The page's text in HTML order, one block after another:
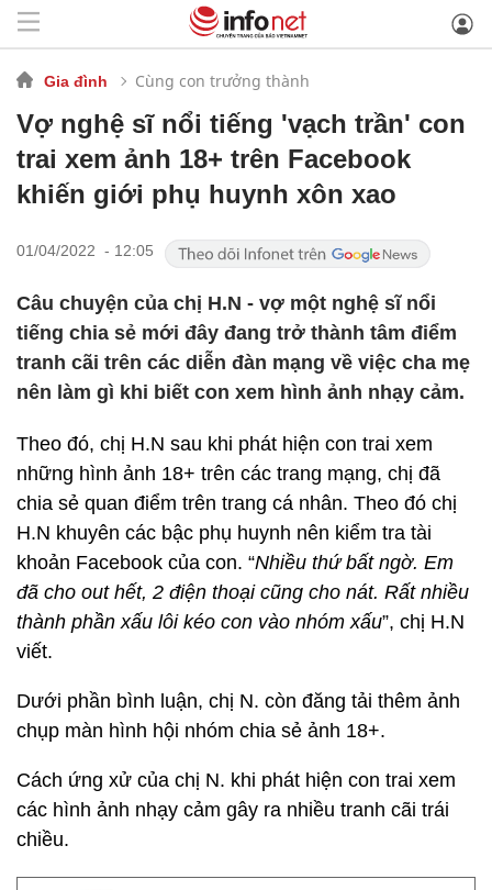
Gia đình Cùng con trưởng thành
Vợ nghệ sĩ nổi tiếng 'vạch trần' con
trai xem ảnh 18+ trên Facebook
khiến giới phụ huynh xôn xao
01/04/2022 - 12:05
Câu chuyện của chị H.N - vợ một nghệ sĩ nổi
tiếng chia sẻ mới đây đang trở thành tâm điểm
tranh cãi trên các diễn đàn mạng về việc cha mẹ
nên làm gì khi biết con xem hình ảnh nhạy cảm.
Theo đó, chị H.N sau khi phát hiện con trai xem
những hình ảnh 18+ trên các trang mạng, chị đã
chia sẻ quan điểm trên trang cá nhân. Theo đó chị
H.N khuyên các bậc phụ huynh nên kiểm tra tài
khoản Facebook của con. “Nhiều thứ bất ngờ. Em
đã cho out hết, 2 điện thoại cũng cho nát. Rất nhiều
thành phần xấu lôi kéo con vào nhóm xấu”, chị H.N
viết.
Dưới phần bình luận, chị N. còn đăng tải thêm ảnh
chụp màn hình hội nhóm chia sẻ ảnh 18+.
Cách ứng xử của chị N. khi phát hiện con trai xem
các hình ảnh nhạy cảm gây ra nhiều tranh cãi trái
chiều.